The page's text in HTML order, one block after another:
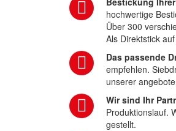
hochwertige
Über 300
Als Direktstick
Das passende
empfehlen.
unserer
Wir sind Ihr
Produktionslauf.
gestellt.